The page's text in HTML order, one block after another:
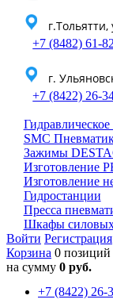
+7 (8482) 61-
г.
+7 (8422) 26-
SMC
Зажимы
Изготовление
Изготовление
Гидростанции
Пресса
Шкафы силовых
Войти Регистрация
Корзина 0 позиций
на сумму 0 руб.
+7 (8422) 26-